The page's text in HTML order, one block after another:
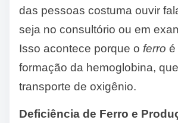
das pessoas costuma ouvir
seja no consultório ou em
Isso acontece porque o ferro é
formação da hemoglobina,
transporte de oxigênio.
Deficiência de Ferro e